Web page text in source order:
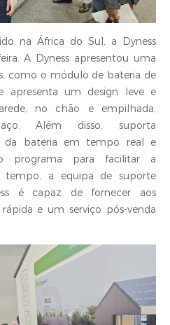
na África do Sul, a Dyness
A Dyness apresentou uma
como o módulo de bateria de
apresenta um design leve e
no chão e empilhada,
Além disso, suporta
da bateria em tempo real e
programa para facilitar a
tempo, a equipa de suporte
é capaz de fornecer aos
e um serviço pós-venda